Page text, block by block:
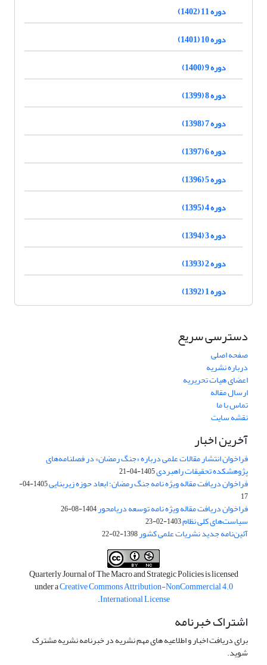
دوره 11 (1402)
دوره 10 (1401)
دوره 9 (1400)
دوره 8 (1399)
دوره 7 (1398)
دوره 6 (1397)
دوره 5 (1396)
دوره 4 (1395)
دوره 3 (1394)
دوره 2 (1393)
دوره 1 (1392)
دسترسی سریع
صفحه اصلی
درباره نشریه
اعضای هیات تحریریه
ارسال مقاله
تماس با ما
نقشه سایت
آخرین اخبار
فراخوان انتشار مقالات علمی درباره «جنگ رمضان» در فصلنامه‌های
پژوهشکده تحقیقات راهبردی1405-04-21
فراخوان دریافت مقاله ویژه نامه جنگ رمضان؛ ابعاد حوزه زیربنایی
1405-04-
17
فراخوان دریافت مقاله ویژه نامه توسعه دریامحور1404-08-26
سیاست‌های کلی نظام1403-02-23
آئین‌نامه جدید نشریات علمی کشور1398-02-22
Quarterly Journal of The Macro and Strategic Policies is licensed
under aCreative Commons Attribution-NonCommercial 4.0
International License
.
اشتراک خبرنامه
برای دریافت اخبار و اطلاعیه های مهم نشریه در خبرنامه نشریه مشترک
شوید.